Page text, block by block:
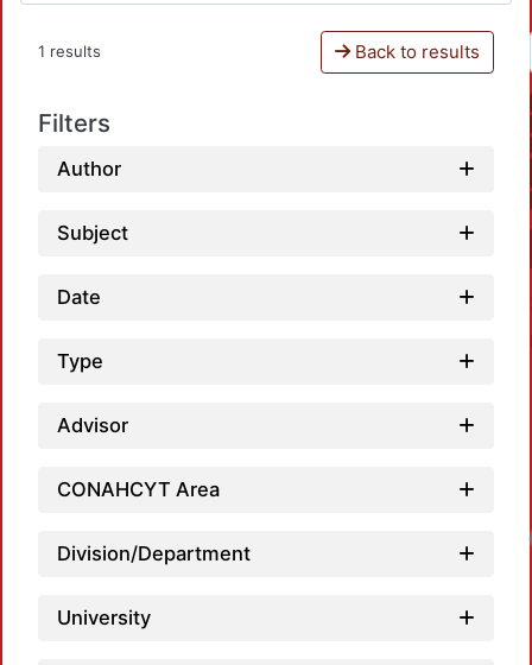
1 results Back to results
Filters
Author
Subject
Date
Type
Advisor
CONAHCYT Area
Division/Department
University